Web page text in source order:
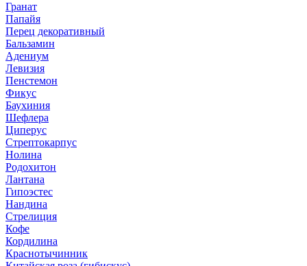
Гранат
Папайя
Перец декоративный
Бальзамин
Адениум
Левизия
Пенстемон
Фикус
Баухиния
Шефлера
Циперус
Стрептокарпус
Нолина
Родохитон
Лантана
Гипоэстес
Нандина
Стрелиция
Кофе
Кордилина
Краснотычинник